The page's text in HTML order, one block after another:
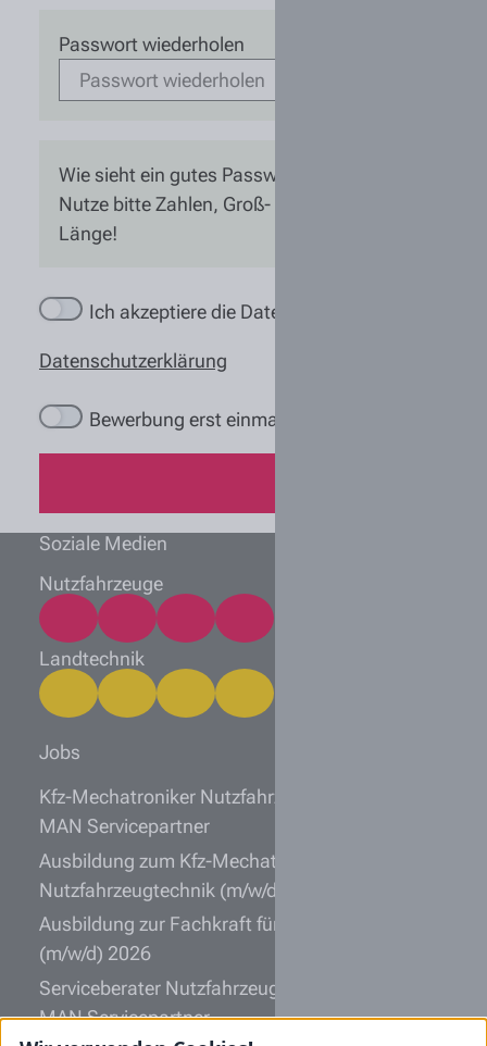
Passwort wiederholen
Wie sieht ein gutes Passwort aus?
Nutze bitte Zahlen, Groß- und Kleinbuchstaben,
Länge!
Ich akzeptiere die Datenschutzbestimmungen
Datenschutzerklärung
Bewerbung erst einmal zwischenspeichern
Soziale Medien
Nutzfahrzeuge
Landtechnik
Jobs
Kfz-Mechatroniker Nutzfahrzeugtechnik (m/w/d)
MAN Servicepartner
Ausbildung zum Kfz-Mechatroniker
Nutzfahrzeugtechnik (m/w/d)
Ausbildung zur Fachkraft für Lagerlogistik
(m/w/d) 2026
Serviceberater Nutzfahrzeugtechnik (m/w/d)
MAN Servicepartner